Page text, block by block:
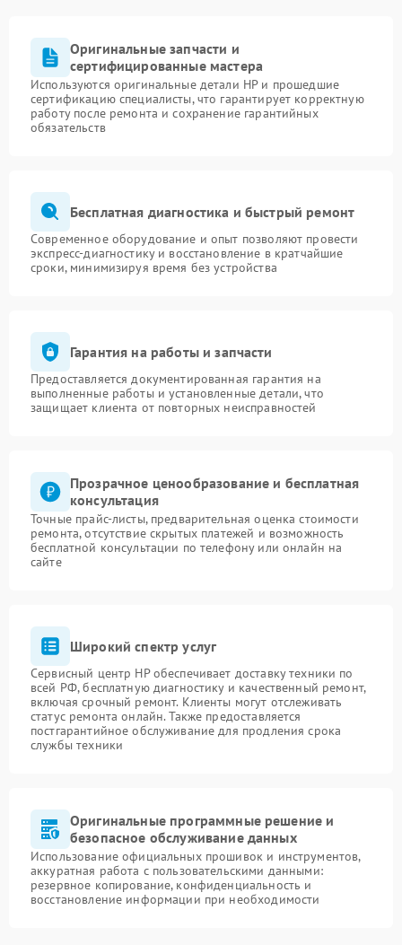
Оригинальные запчасти и
сертифицированные мастера
Используются оригинальные детали HP и прошедшие
сертификацию специалисты, что гарантирует корректную
работу после ремонта и сохранение гарантийных
обязательств
Бесплатная диагностика и быстрый ремонт
Современное оборудование и опыт позволяют провести
экспресс-диагностику и восстановление в кратчайшие
сроки, минимизируя время без устройства
Гарантия на работы и запчасти
Предоставляется документированная гарантия на
выполненные работы и установленные детали, что
защищает клиента от повторных неисправностей
Прозрачное ценообразование и бесплатная
консультация
Точные прайс-листы, предварительная оценка стоимости
ремонта, отсутствие скрытых платежей и возможность
бесплатной консультации по телефону или онлайн на
сайте
Широкий спектр услуг
Сервисный центр HP обеспечивает доставку техники по
всей РФ, бесплатную диагностику и качественный ремонт,
включая срочный ремонт. Клиенты могут отслеживать
статус ремонта онлайн. Также предоставляется
постгарантийное обслуживание для продления срока
службы техники
Оригинальные программные решение и
безопасное обслуживание данных
Использование официальных прошивок и инструментов,
аккуратная работа с пользовательскими данными:
резервное копирование, конфиденциальность и
восстановление информации при необходимости